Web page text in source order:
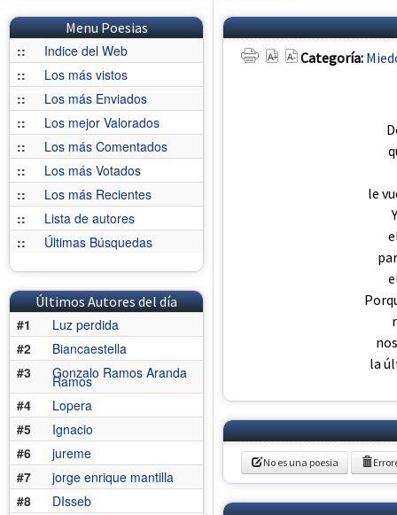
Menu Poesias
::
Indice del Web
::
Los más vistos
::
Los más Enviados
::
Los mejor Valorados
::
Los más Comentados
::
Los más Votados
::
Los más Recientes
::
Lista de autores
::
Últimas Búsquedas
Últimos Autores del día
#1
Luz perdida
#2
Biancaestella
#3
Gonzalo Ramos Aranda
Ramos
#4
Lopera
#5
Ignacio
#6
jureme
#7
jorge enrique mantilla
#8
DIsseb
Categoría:
le
la
No es una poesia